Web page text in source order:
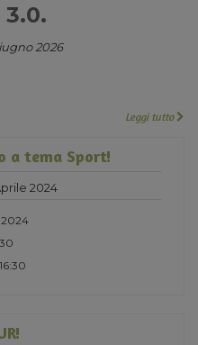
3.0.
2026
Leggi tutto
a tema Sport!
2024
2024